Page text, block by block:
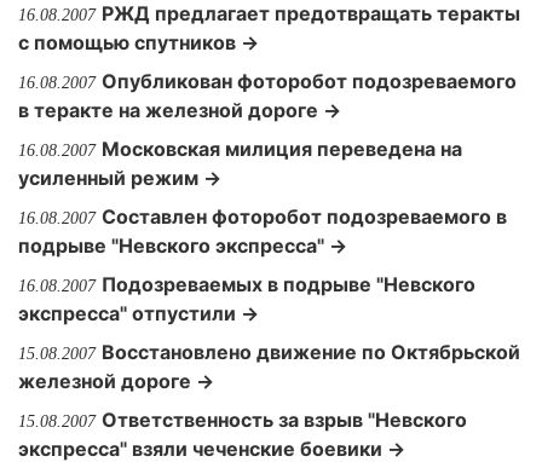
16.08.2007 РЖД предлагает предотвращать теракты
с помощью спутников →
16.08.2007 Опубликован фоторобот подозреваемого
в теракте на железной дороге →
16.08.2007 Московская милиция переведена на
усиленный режим →
16.08.2007 Составлен фоторобот подозреваемого в
подрыве "Невского экспресса" →
16.08.2007 Подозреваемых в подрыве "Невского
экспресса" отпустили →
15.08.2007 Восстановлено движение по Октябрьской
железной дороге →
15.08.2007 Ответственность за взрыв "Невского
экспресса" взяли чеченские боевики →